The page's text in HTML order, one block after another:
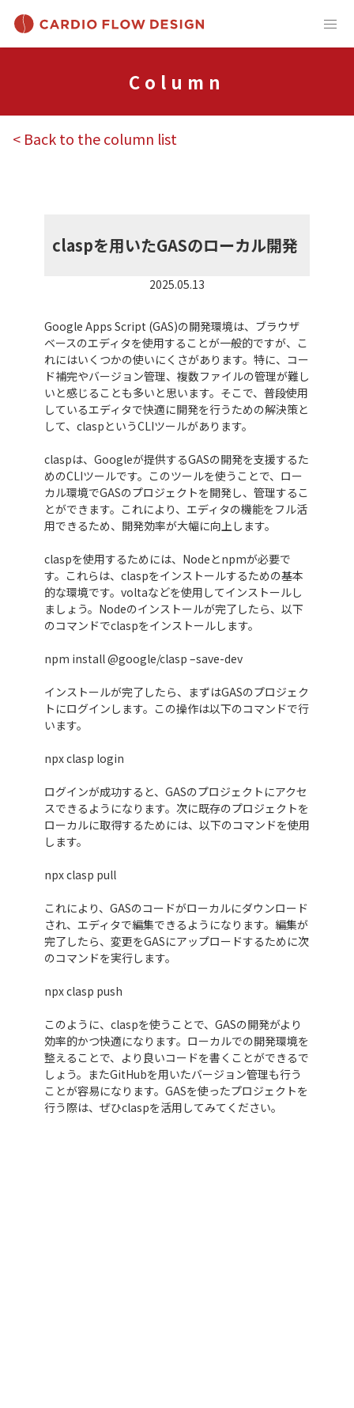
Column
< Back to the column list
claspを用いたGASのローカル開発
2025.05.13
Google Apps Script (GAS)の開発環境は、ブラウザ
ベースのエディタを使用することが一般的ですが、こ
れにはいくつかの使いにくさがあります。特に、コー
ド補完やバージョン管理、複数ファイルの管理が難し
いと感じることも多いと思います。そこで、普段使用
しているエディタで快適に開発を行うための解決策と
して、claspというCLIツールがあります。
claspは、Googleが提供するGASの開発を支援するた
めのCLIツールです。このツールを使うことで、ロー
カル環境でGASのプロジェクトを開発し、管理するこ
とができます。これにより、エディタの機能をフル活
用できるため、開発効率が大幅に向上します。
claspを使用するためには、Nodeとnpmが必要で
す。これらは、claspをインストールするための基本
的な環境です。voltaなどを使用してインストールし
ましょう。Nodeのインストールが完了したら、以下
のコマンドでclaspをインストールします。
npm install @google/clasp –save-dev
インストールが完了したら、まずはGASのプロジェク
トにログインします。この操作は以下のコマンドで行
います。
npx clasp login
ログインが成功すると、GASのプロジェクトにアクセ
スできるようになります。次に既存のプロジェクトを
ローカルに取得するためには、以下のコマンドを使用
します。
npx clasp pull
これにより、GASのコードがローカルにダウンロード
され、エディタで編集できるようになります。編集が
完了したら、変更をGASにアップロードするために次
のコマンドを実行します。
npx clasp push
このように、claspを使うことで、GASの開発がより
効率的かつ快適になります。ローカルでの開発環境を
整えることで、より良いコードを書くことができるで
しょう。またGitHubを用いたバージョン管理も行う
ことが容易になります。GASを使ったプロジェクトを
行う際は、ぜひclaspを活用してみてください。